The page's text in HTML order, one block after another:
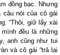
đồng bạc. Nhưng
câu nói của cô gái
“Thôi, giữ lấy xài
đều là những
anh cũng như tui
và cô gái “trả lại